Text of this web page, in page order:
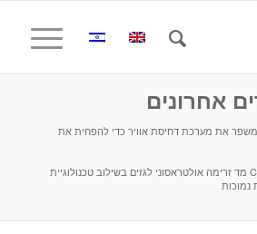
אחרונים
את מערכת דחיסת אוויר כדי להפחית את
CS-INSTRUMENTS VU570 מד זרימה אולטראסוני לגזים בשילוב טכנולוגיית
נמוכות